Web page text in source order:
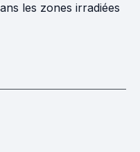
les zones irradiées